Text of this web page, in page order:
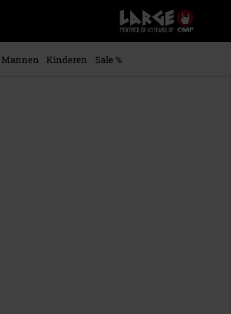
Large
–
Muziek-,
Mannen Kinderen
Sale %